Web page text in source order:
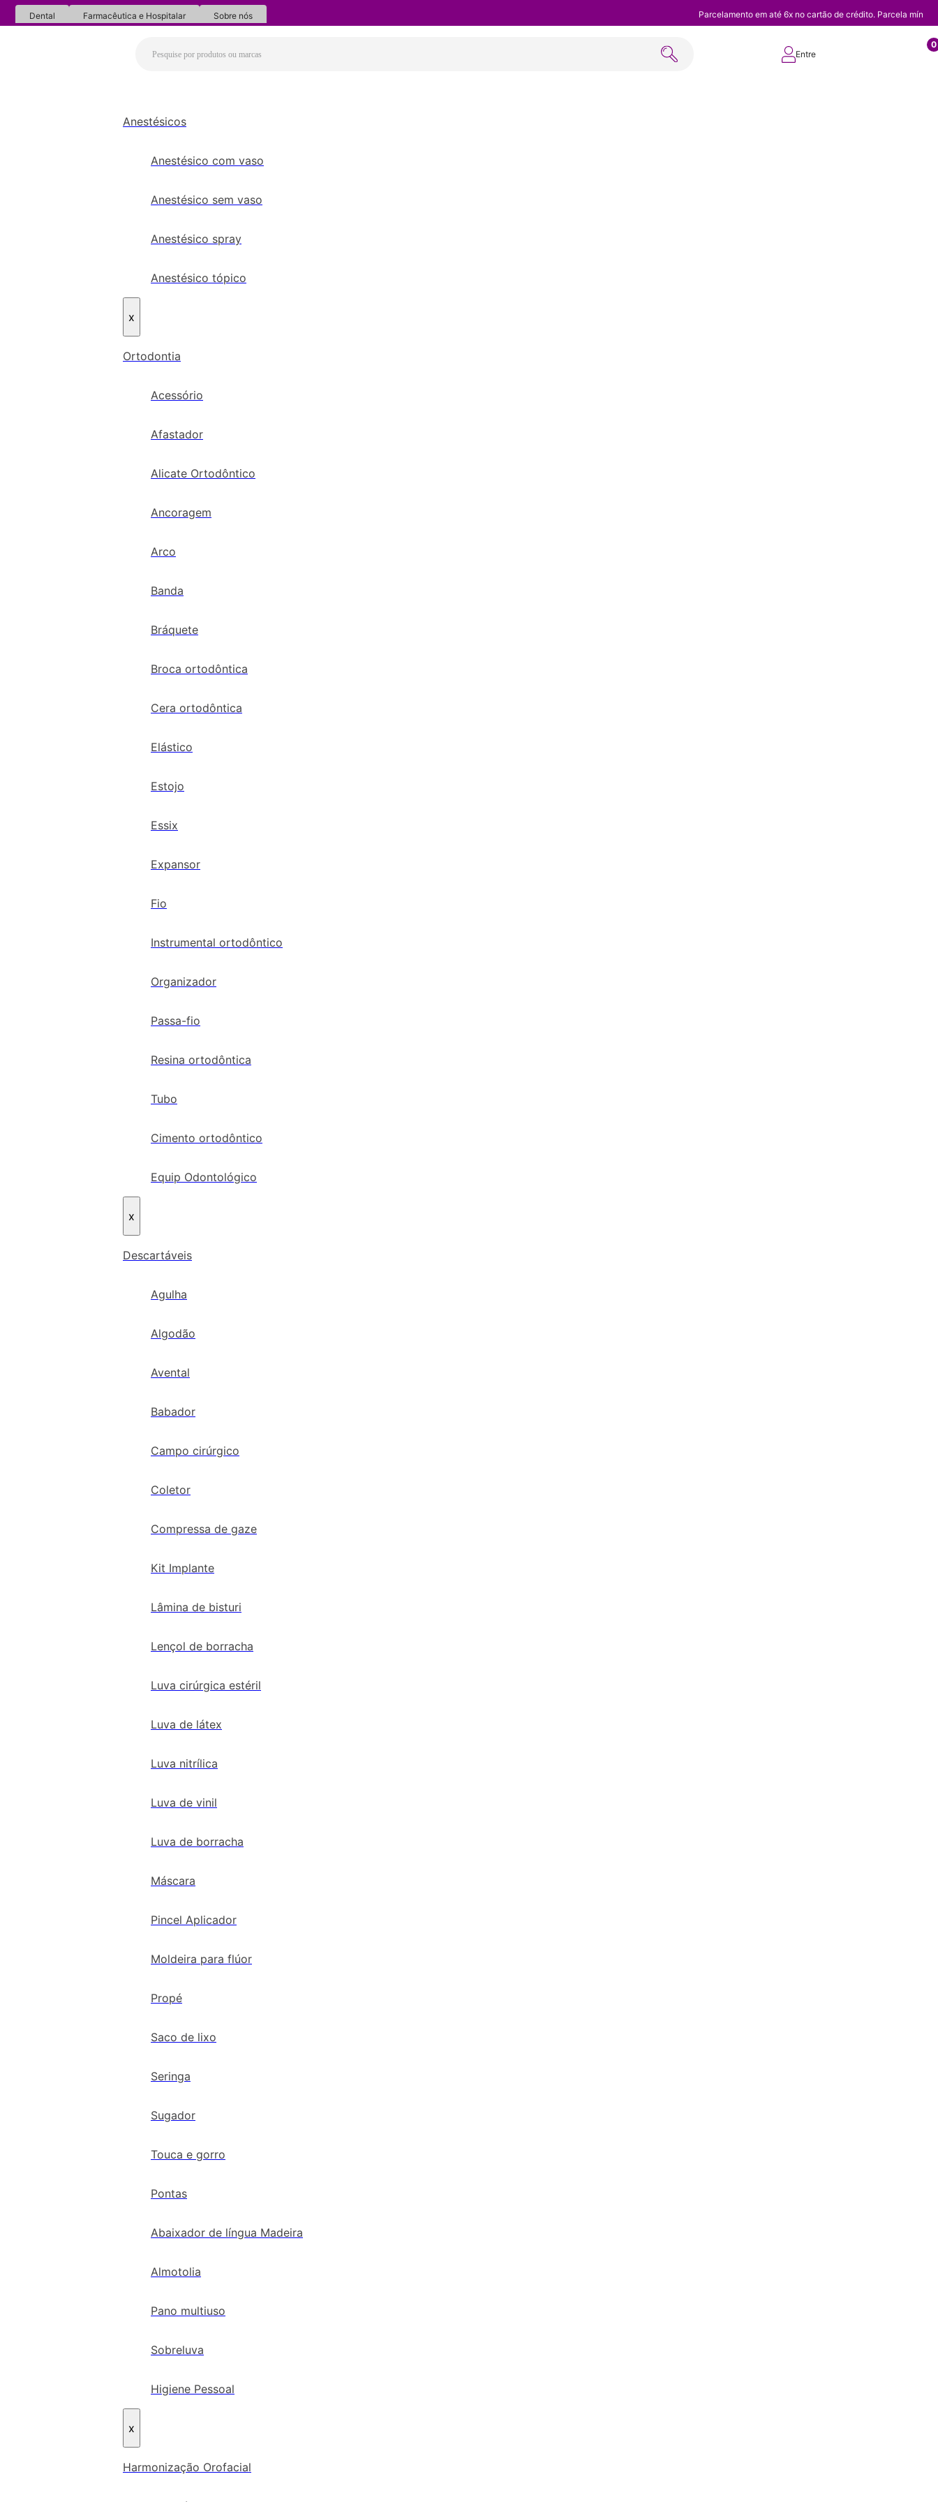
Dental Farmacêutica e Hospitalar Sobre nós Parcelamento em até 6x no cartão de crédito. Parcela
Entre
0
Anestésicos
Anestésico com vaso
Anestésico sem vaso
Anestésico spray
Anestésico tópico
x
Ortodontia
Acessório
Afastador
Alicate Ortodôntico
Ancoragem
Arco
Banda
Bráquete
Broca ortodôntica
Cera ortodôntica
Elástico
Estojo
Essix
Expansor
Fio
Instrumental ortodôntico
Organizador
Passa-fio
Resina ortodôntica
Tubo
Cimento ortodôntico
Equip Odontológico
x
Descartáveis
Agulha
Algodão
Avental
Babador
Campo cirúrgico
Coletor
Compressa de gaze
Kit Implante
Lâmina de bisturi
Lençol de borracha
Luva cirúrgica estéril
Luva de látex
Luva nitrílica
Luva de vinil
Luva de borracha
Máscara
Pincel Aplicador
Moldeira para flúor
Propé
Saco de lixo
Seringa
Sugador
Touca e gorro
Pontas
Abaixador de língua Madeira
Almotolia
Pano multiuso
Sobreluva
Higiene Pessoal
x
Harmonização Orofacial